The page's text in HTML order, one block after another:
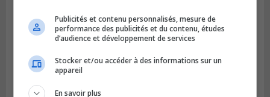
LA PRAIRIE
Publié le 4 août 2026 à 15h50
Le mur du rempart de La Prairie retrouve
sa jeunesse
Publicités et contenu personnalisés, mesure de
performance des publicités et du contenu, études
d’audience et développement de services
Stocker et/ou accéder à des informations sur un
appareil
En savoir plus